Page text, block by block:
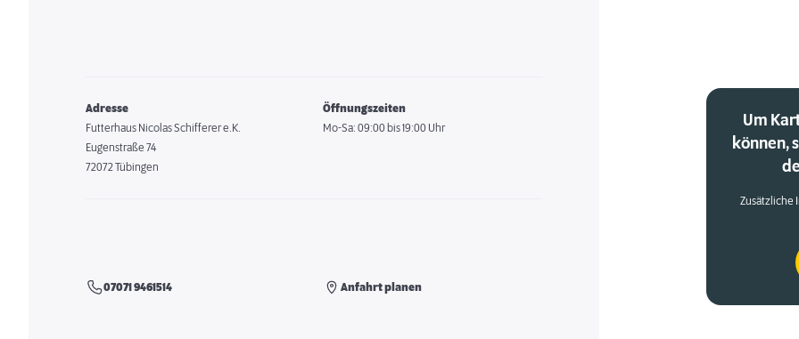
Adresse
Futterhaus Nicolas Schifferer e.K.
Eugenstraße 74
72072 Tübingen
Öffnungszeiten
Mo-Sa: 09:00 bis 19:00 Uhr
07071 9461514 Anfahrt planen
Um
können,
Zusätzliche